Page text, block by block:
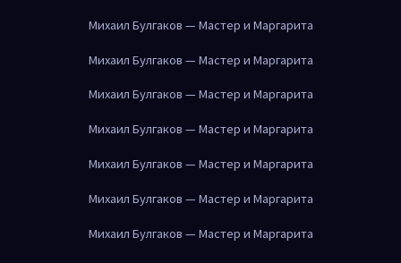
Михаил Булгаков — Мастер и Маргарита
Михаил Булгаков — Мастер и Маргарита
Михаил Булгаков — Мастер и Маргарита
Михаил Булгаков — Мастер и Маргарита
Михаил Булгаков — Мастер и Маргарита
Михаил Булгаков — Мастер и Маргарита
Михаил Булгаков — Мастер и Маргарита